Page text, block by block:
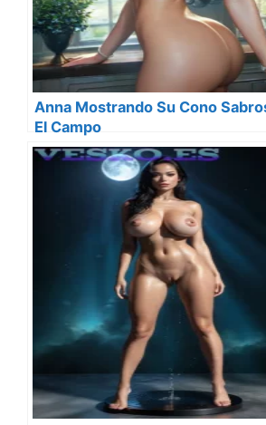
Anna Mostrando Su Cono
El Campo